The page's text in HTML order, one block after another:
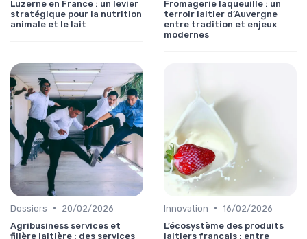
Luzerne en France : un levier
stratégique pour la nutrition
animale et le lait
Fromagerie laqueuille : un
terroir laitier d’Auvergne
entre tradition et enjeux
modernes
Dossiers •
20/02/2026
Agribusiness services et
filière laitière : des services
Innovation • 16/02/2026
L’écosystème des produits
laitiers français : entre